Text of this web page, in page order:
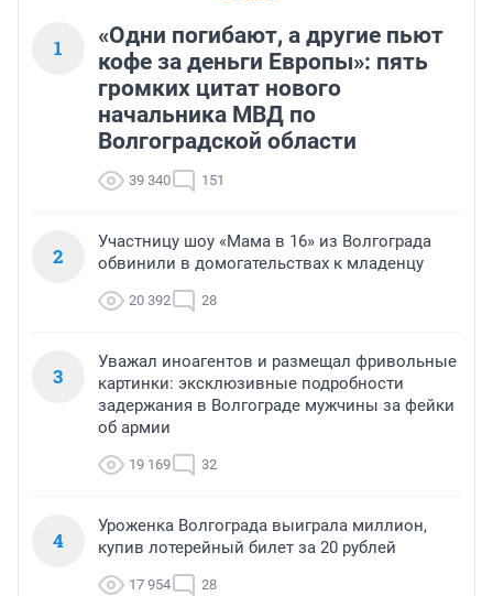
1
«Одни погибают, а другие пьют
кофе за деньги Европы»: пять
громких цитат нового
начальника МВД по
Волгоградской области
39 340 151
2
Участницу шоу «Мама в 16» из Волгограда
обвинили в домогательствах к младенцу
20 392 28
3
Уважал иноагентов и размещал фривольные
картинки: эксклюзивные подробности
задержания в Волгограде мужчины за фейки
об армии
19 169 32
4
Уроженка Волгограда выиграла миллион,
купив лотерейный билет за 20 рублей
17 954 28